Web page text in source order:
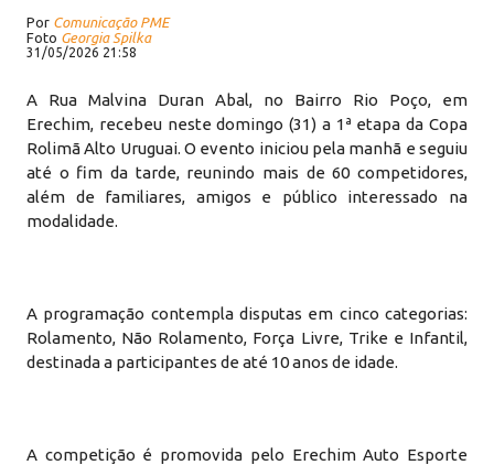
Por Comunicação PME
Foto Georgia Spilka
31/05/2026 21:58
A Rua Malvina Duran Abal, no Bairro Rio Poço, em
Erechim, recebeu neste domingo (31) a 1ª etapa da Copa
Rolimã Alto Uruguai. O evento iniciou pela manhã e seguiu
até o fim da tarde, reunindo mais de 60 competidores,
além de familiares, amigos e público interessado na
modalidade.
A programação contempla disputas em cinco categorias:
Rolamento, Não Rolamento, Força Livre, Trike e Infantil,
destinada a participantes de até 10 anos de idade.
A competição é promovida pelo Erechim Auto Esporte